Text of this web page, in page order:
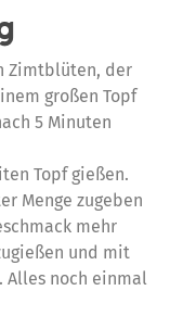
Zimtblüten, der
großen Topf
5 Minuten
Topf gießen.
Menge zugeben
mehr
und mit
Alles noch einmal